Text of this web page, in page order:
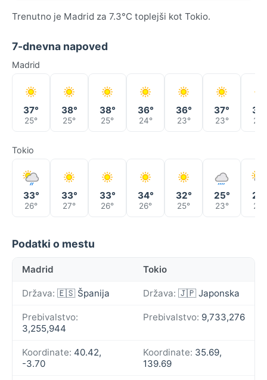
Trenutno je Madrid za 7.3°C toplejši kot Tokio.
7-dnevna napoved
Madrid
37°
25°
38°
25°
38°
25°
36°
24°
36°
23°
37°
23° 24°
Tokio
33°
26°
33°
27°
33°
26°
34°
26°
32°
25°
25°
23° 23°
Podatki o mestu
Madrid Tokio
Država: 🇪🇸 Španija Država: 🇯🇵 Japonska
Prebivalstvo:
3,255,944
Prebivalstvo: 9,733,276
Koordinate: 40.42,
-3.70
Koordinate: 35.69,
139.69